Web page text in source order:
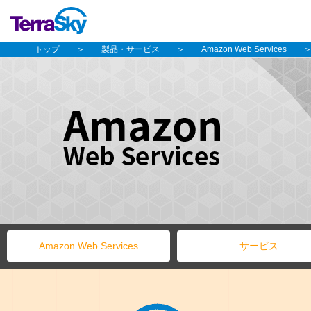
トップ 製品・サービス Amazon Web Services
Amazon Web Services サービス